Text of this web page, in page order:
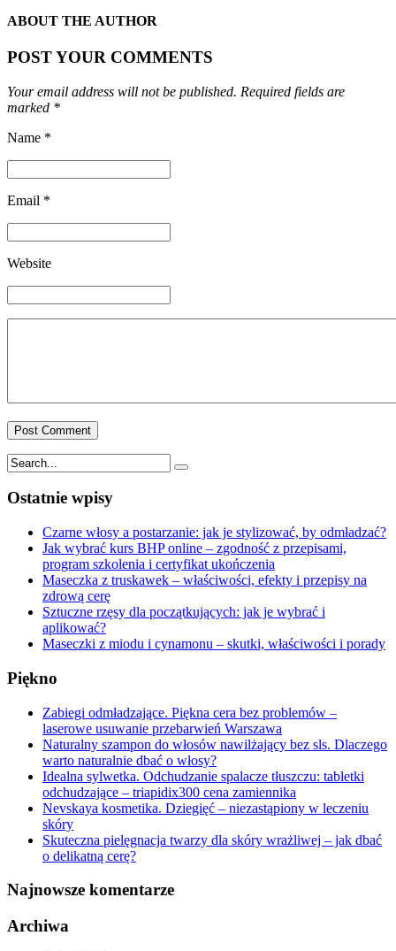
ABOUT THE AUTHOR
POST YOUR COMMENTS
Your email address will not be published. Required fields are
marked *
Name *
Email *
Website
Ostatnie wpisy
Czarne włosy a postarzanie: jak je stylizować, by odmładzać?
Jak wybrać kurs BHP online – zgodność z przepisami,
program szkolenia i certyfikat ukończenia
Maseczka z truskawek – właściwości, efekty i przepisy na
zdrową cerę
Sztuczne rzęsy dla początkujących: jak je wybrać i
aplikować?
Maseczki z miodu i cynamonu – skutki, właściwości i porady
Piękno
Zabiegi odmładzające. Piękna cera bez problemów –
laserowe usuwanie przebarwień Warszawa
Naturalny szampon do włosów nawilżający bez sls. Dlaczego
warto naturalnie dbać o włosy?
Idealna sylwetka. Odchudzanie spalacze tłuszczu: tabletki
odchudzające – triapidix300 cena zamiennika
Nevskaya kosmetika. Dziegięć – niezastąpiony w leczeniu
skóry
Skuteczna pielęgnacja twarzy dla skóry wrażliwej – jak dbać
o delikatną cerę?
Najnowsze komentarze
Archiwa